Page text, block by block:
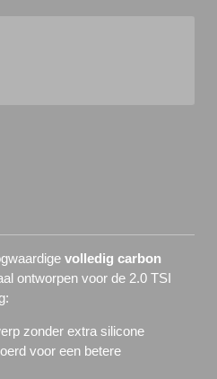
volledig carbon
ontworpen voor de 2.0 TSI
zonder extra silicone
voor een betere